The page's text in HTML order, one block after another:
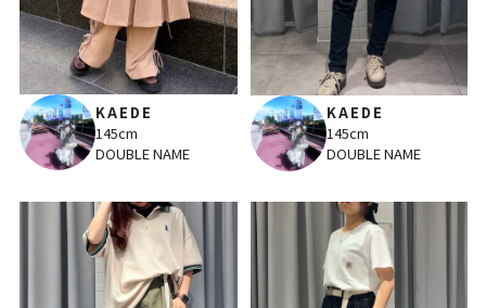
KAEDE
145cm
DOUBLE NAME
KAEDE
145cm
DOUBLE NAME